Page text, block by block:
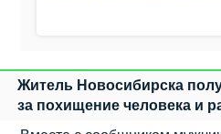
Житель Новосибирска
за похищение человека и